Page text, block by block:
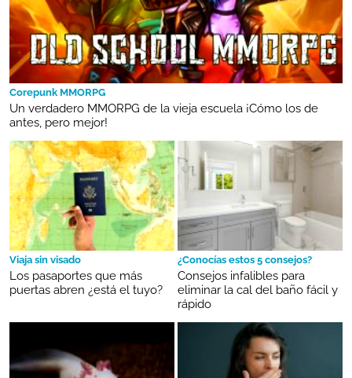
Corepunk MMORPG
Un verdadero MMORPG de la vieja escuela ¡Cómo los de
antes, pero mejor!
Viaja sin visado
Los pasaportes que más
puertas abren ¿está el tuyo?
¿Conocías estos 5 consejos?
Consejos infalibles para
eliminar la cal del baño fácil y
rápido